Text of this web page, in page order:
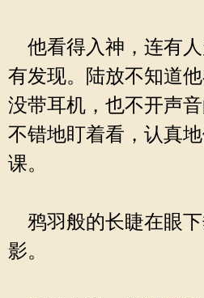
他看得入神，连有
有发现。陆放不知道
没带耳机，也不开声
不错地盯着看，认真
课。
鸦羽般的长睫在眼下
影。